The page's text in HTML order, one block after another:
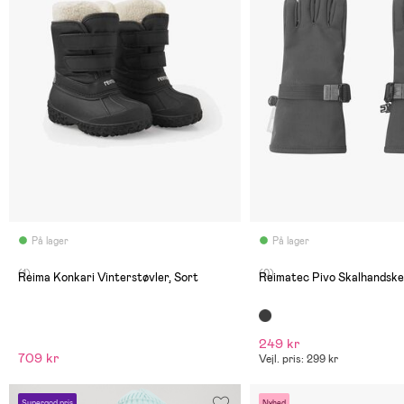
På lager
(1)
Reima Konkari Vinterstøvler, Sort
709 kr
På lager
(0)
Reimatec Pivo
249 kr
Vejl. pris: 299 kr